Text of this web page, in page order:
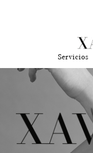
Servicios